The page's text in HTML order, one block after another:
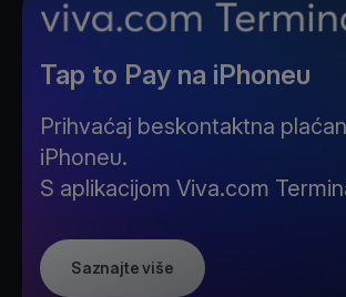
Tap to Pay na iPhoneu
Prihvaćaj beskontaktna
iPhoneu.
S aplikacijom Viva.com
Saznajte više